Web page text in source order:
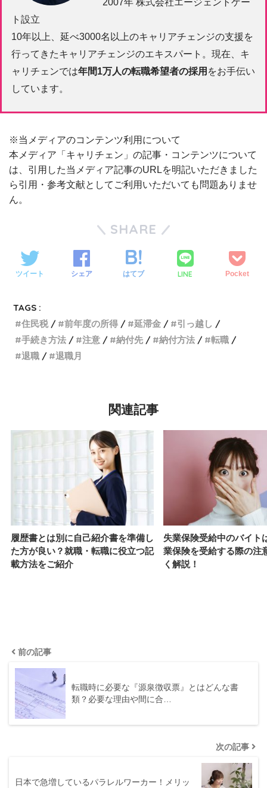
ト設立
10年以上、延べ3000名以上のキャリアチェンジの支援を
行ってきたキャリアチェンジのエキスパート。現在、キ
ャリチェンでは年間1万人の転職希望者の採用 をお手伝い
しています。
※当メディアのコンテンツ利用について
本メディア「キャリチェン」の記事・コンテンツについて
は、引用した当メディア記事のURLを明記いただきました
ら引用・参考文献としてご利用いただいても問題ありませ
ん。
SHARE
ツイート シェア はてブ LINE Pocket
TAGS :
住民税
前年度の所得 延滞金
引っ越し
手続き方法
注意 納付先 納付方法
転職
退職
退職月
関連記事
履歴書とは別に自己紹介書を準備し
た方が良い？就職・転職に役立つ記
載方法をご紹介
失業保険受給中のバイト
業保険を受給する際の注
く解説！
前の記事
転職時に必要な『源泉徴収票』とはどんな書
類？必要な理由や間に合…
次の記事
日本で急増しているパラレルワーカー！メリッ